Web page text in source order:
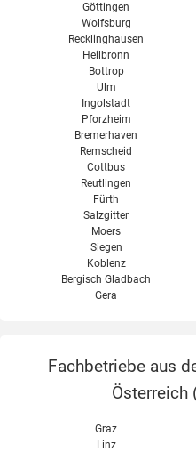
Göttingen
Wolfsburg
Recklinghausen
Heilbronn
Bottrop
Ulm
Ingolstadt
Pforzheim
Bremerhaven
Remscheid
Cottbus
Reutlingen
Fürth
Salzgitter
Moers
Siegen
Koblenz
Bergisch Gladbach
Gera
Fachbetriebe aus
Österreich
Graz
Linz